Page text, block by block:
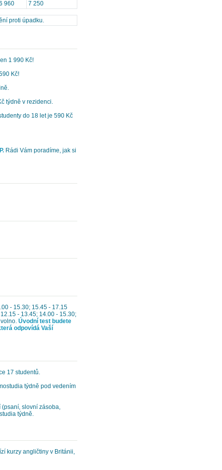
960 7 250
proti úpadku.
1 990 Kč!
Kč!
týdně v rezidenci.
do 18 let je 590 Kč
Rádi Vám poradíme, jak si
- 15.30; 15.45 - 17.15
- 13.45; 14.00 - 15.30;
Úvodní test budete
odpovídá Vaší
17 studentů.
týdně pod vedením
slovní zásoba,
týdně.
kurzy angličtiny v Británii,